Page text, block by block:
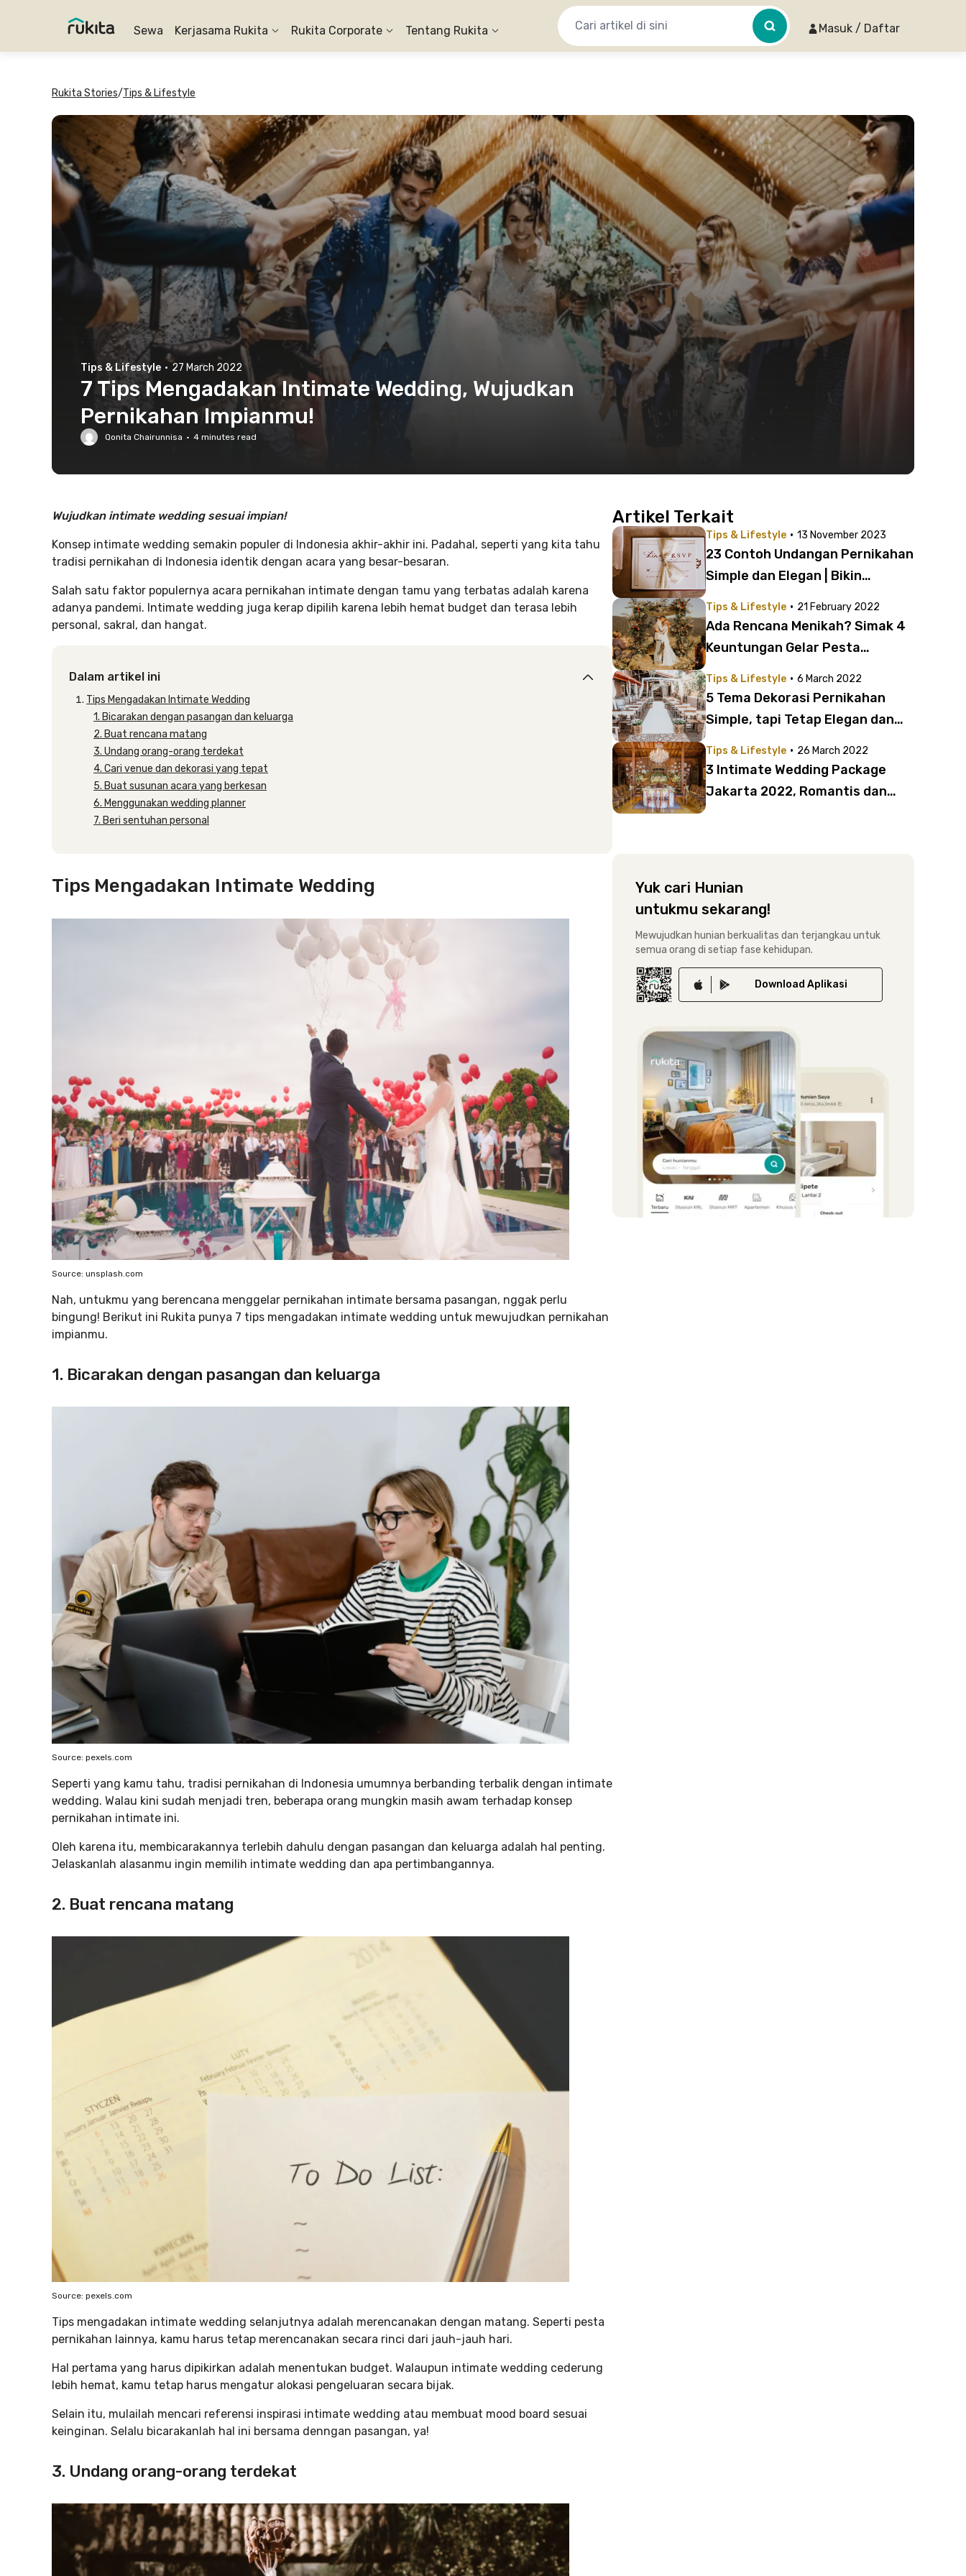
Sewa Kerjasama Rukita Rukita Corporate Tentang Rukita Masuk / Daftar
Rukita Stories/Tips & Lifestyle
Tips & Lifestyle · 27 March 2022
7 Tips Mengadakan Intimate Wedding, Wujudkan
Pernikahan Impianmu!
Qonita Chairunnisa · 4 minutes read
Wujudkan intimate wedding sesuai impian!
Konsep intimate wedding semakin populer di Indonesia akhir-akhir ini. Padahal, seperti yang kita tahu
tradisi pernikahan di Indonesia identik dengan acara yang besar-besaran.
Salah satu faktor populernya acara pernikahan intimate dengan tamu yang terbatas adalah karena
adanya pandemi. Intimate wedding juga kerap dipilih karena lebih hemat budget dan terasa lebih
personal, sakral, dan hangat.
Dalam artikel ini
Tips Mengadakan Intimate Wedding
1. Bicarakan dengan pasangan dan keluarga
2. Buat rencana matang
3. Undang orang-orang terdekat
4. Cari venue dan dekorasi yang tepat
5. Buat susunan acara yang berkesan
6. Menggunakan wedding planner
7. Beri sentuhan personal
Tips Mengadakan Intimate Wedding
Source: unsplash.com
Nah, untukmu yang berencana menggelar pernikahan intimate bersama pasangan, nggak perlu
bingung! Berikut ini Rukita punya 7 tips mengadakan intimate wedding untuk mewujudkan pernikahan
impianmu.
1. Bicarakan dengan pasangan dan keluarga
Source: pexels.com
Seperti yang kamu tahu, tradisi pernikahan di Indonesia umumnya berbanding terbalik dengan intimate
wedding. Walau kini sudah menjadi tren, beberapa orang mungkin masih awam terhadap konsep
pernikahan intimate ini.
Oleh karena itu, membicarakannya terlebih dahulu dengan pasangan dan keluarga adalah hal penting.
Jelaskanlah alasanmu ingin memilih intimate wedding dan apa pertimbangannya.
2. Buat rencana matang
Source: pexels.com
Tips mengadakan intimate wedding selanjutnya adalah merencanakan dengan matang. Seperti pesta
pernikahan lainnya, kamu harus tetap merencanakan secara rinci dari jauh-jauh hari.
Hal pertama yang harus dipikirkan adalah menentukan budget. Walaupun intimate wedding cederung
lebih hemat, kamu tetap harus mengatur alokasi pengeluaran secara bijak.
Selain itu, mulailah mencari referensi inspirasi intimate wedding atau membuat mood board sesuai
keinginan. Selalu bicarakanlah hal ini bersama denngan pasangan, ya!
3. Undang orang-orang terdekat
Artikel Terkait
Tips & Lifestyle · 13 November 2023
23 Contoh Undangan Pernikahan
Simple dan Elegan | Bikin
Tips & Lifestyle · 21 February 2022
Ada Rencana Menikah? Simak 4
Keuntungan Gelar Pesta
Tips & Lifestyle · 6 March 2022
5 Tema Dekorasi Pernikahan
Simple, tapi Tetap Elegan dan
Tips & Lifestyle · 26 March 2022
3 Intimate Wedding Package
Jakarta 2022, Romantis dan
Yuk cari Hunian
untukmu sekarang!
Mewujudkan hunian berkualitas dan terjangkau untuk
semua orang di setiap fase kehidupan.
Download Aplikasi